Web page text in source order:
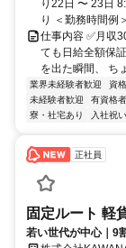
り22日 〜 23日
り ＜勤務時間例
仕事内容 ✅月収
ても日給全額保
を出た瞬間、 ち
業界未経験者歓迎 資
未経験者歓迎
有資格
寮・社宅あり
入社祝
正社員
固定ルート 軽
若い世代が中心｜9